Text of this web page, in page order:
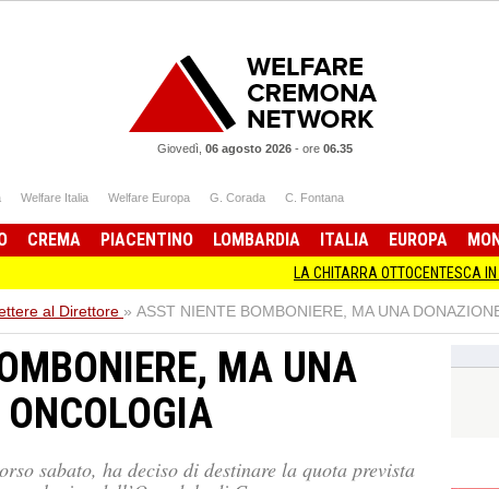
Giovedì, 06 agosto 2026- ore 06.35
Welfare Italia Welfare Europa G. Corada C. Fontana
CREMA PIACENTINO LOMBARDIA ITALIA EUROPA
LA CHITARRA OTTOCENTESCA IN MOSTRA A
al Direttore » ASST NIENTE BOMBONIERE, MA UNA
MA UNA
sabato, ha deciso di destinare la quota prevista